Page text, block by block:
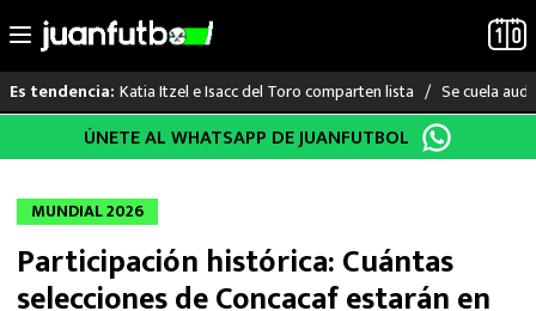
al
Es tendencia: Katia Itzel e Isacc del Toro comparten lista Se cuela
LO ÚLTIMO
LIGA MX
RAYADOS
ÚNETE AL WHATSAPP DE JUANFUTBOL
MUNDIAL 2026
Participación histórica: Cuántas
selecciones de Concacaf estarán en